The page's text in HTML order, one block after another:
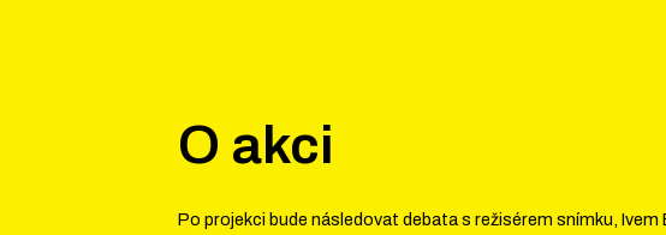
O akci
Po projekci bude následovat debata s režisérem snímku, Ivem